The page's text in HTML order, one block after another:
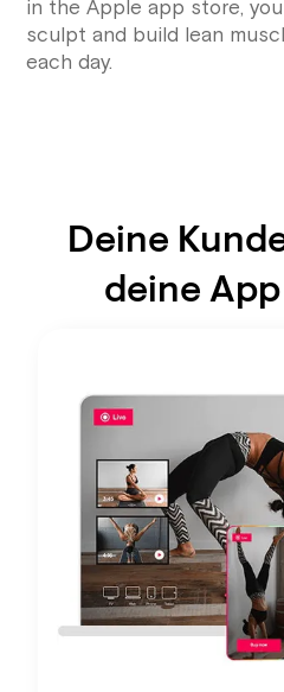
in the Apple app store,
sculpt and build lean
each day.
Deine
deine App